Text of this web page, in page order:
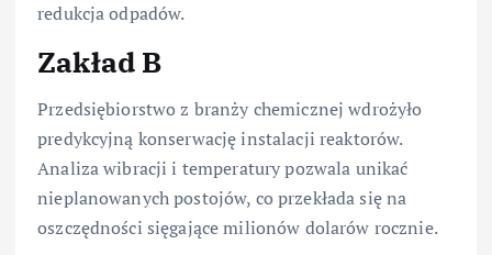
redukcja odpadów.
Zakład B
Przedsiębiorstwo z branży chemicznej wdrożyło
predykcyjną konserwację instalacji reaktorów.
Analiza wibracji i temperatury pozwala unikać
nieplanowanych postojów, co przekłada się na
oszczędności sięgające milionów dolarów rocznie.